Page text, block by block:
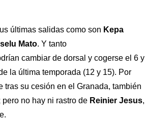
últimas salidas como son Kepa
Mato. Y tanto
cambiar de dorsal y cogerse el 6 y
la última temporada (12 y 15). Por
tras su cesión en el Granada, también
no hay ni rastro de Reinier Jesus,